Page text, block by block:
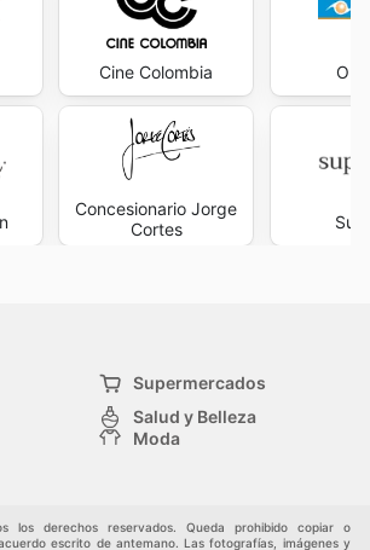
Cine Colombia
Concesionario Jorge
Cortes
Supermercados
Salud y Belleza
Moda
y jardinería
los derechos reservados. Queda prohibido copiar o
escrito de antemano. Las fotografías, imágenes y